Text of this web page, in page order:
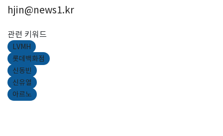
hjin@news1.kr
관련 키워드
LVMH
롯데백화점
신동빈
신유열
아르노